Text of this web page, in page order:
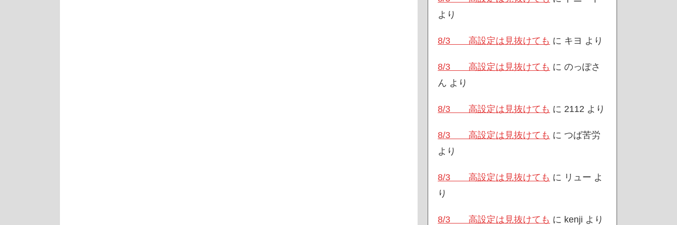
より
8/3 高設定は見抜けても に キヨ より
8/3 高設定は見抜けても に のっぽさ
ん より
8/3 高設定は見抜けても に 2112 より
8/3 高設定は見抜けても に つば苦労
より
8/3 高設定は見抜けても に リュー よ
り
8/3 高設定は見抜けても に kenji より